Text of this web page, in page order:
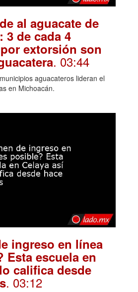
al aguacate de
3 de cada 4
extorsión son
. 03:44
aguacateros lideran el
en Michoacán.
ingreso en línea
Esta escuela en
califica desde
. 03:12